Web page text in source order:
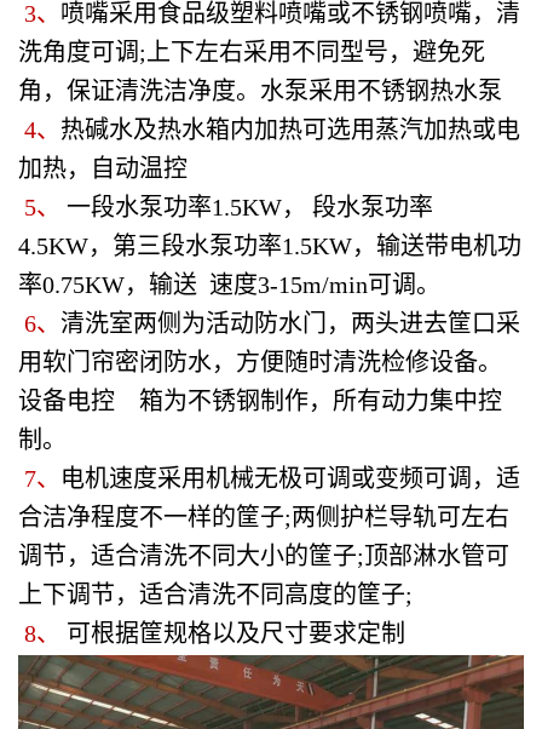
3、 喷嘴采用食品级塑料喷嘴或不锈钢喷嘴，清
洗角度可调;上下左右采用不同型号，避免死
角，保证清洗洁净度。水泵采用不锈钢热水泵
4、 热碱水及热水箱内加热可选用蒸汽加热或电
加热，自动温控
5、
一段水泵功率1.5KW， 段水泵功率
4.5KW，第三段水泵功率1.5KW，输送带电机功
率0.75KW，输送 速度3-15m/min可调。
6、 清洗室两侧为活动防水门，两头进去筐口采
用软门帘密闭防水，方便随时清洗检修设备。
设备电控 箱为不锈钢制作，所有动力集中控
制。
7、 电机速度采用机械无极可调或变频可调，适
合洁净程度不一样的筐子;两侧护栏导轨可左右
调节，适合清洗不同大小的筐子;顶部淋水管可
上下调节，适合清洗不同高度的筐子;
8、
可根据筐规格以及尺寸要求定制